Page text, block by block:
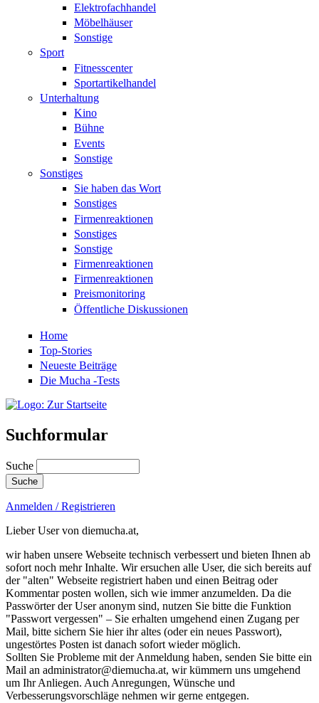
Elektrofachhandel
Möbelhäuser
Sonstige
Sport
Fitnesscenter
Sportartikelhandel
Unterhaltung
Kino
Bühne
Events
Sonstige
Sonstiges
Sie haben das Wort
Sonstiges
Firmenreaktionen
Sonstiges
Sonstige
Firmenreaktionen
Firmenreaktionen
Preismonitoring
Öffentliche Diskussionen
Home
Top-Stories
Neueste Beiträge
Die Mucha -Tests
Suchformular
Suche
Anmelden / Registrieren
Lieber User von diemucha.at,
wir haben unsere Webseite technisch verbessert und bieten Ihnen ab
sofort noch mehr Inhalte. Wir ersuchen alle User, die sich bereits auf
der "alten" Webseite registriert haben und einen Beitrag oder
Kommentar posten wollen, sich wie immer anzumelden. Da die
Passwörter der User anonym sind, nutzen Sie bitte die Funktion
"Passwort vergessen" – Sie erhalten umgehend einen Zugang per
Mail, bitte sichern Sie hier ihr altes (oder ein neues Passwort),
ungestörtes Posten ist danach sofort wieder möglich.
Sollten Sie Probleme mit der Anmeldung haben, senden Sie bitte ein
Mail an administrator@diemucha.at, wir kümmern uns umgehend
um Ihr Anliegen. Auch Anregungen, Wünsche und
Verbesserungsvorschläge nehmen wir gerne entgegen.